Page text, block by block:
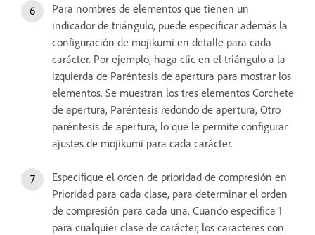
Para nombres de elementos que tienen un
indicador de triángulo, puede especificar además la
configuración de mojikumi en detalle para cada
carácter. Por ejemplo, haga clic en el triángulo a la
izquierda de Paréntesis de apertura para mostrar los
elementos. Se muestran los tres elementos Corchete
de apertura, Paréntesis redondo de apertura, Otro
paréntesis de apertura, lo que le permite configurar
ajustes de mojikumi para cada carácter.
Especifique el orden de prioridad de compresión en
Prioridad para cada clase, para determinar el orden
de compresión para cada una. Cuando especifica 1
para cualquier clase de carácter, los caracteres con